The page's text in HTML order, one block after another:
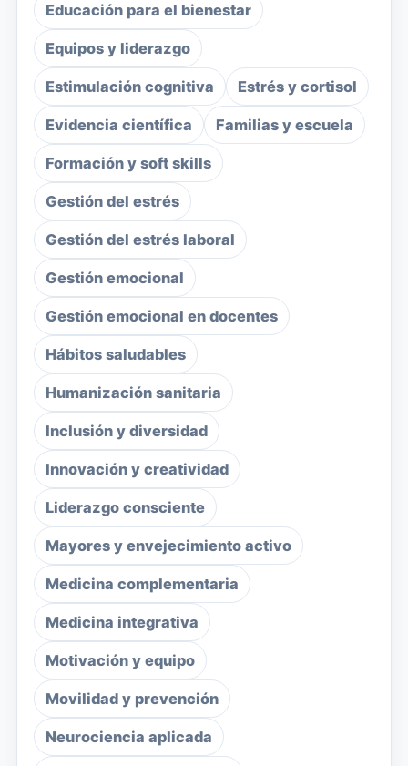
Educación para el bienestar
Equipos y liderazgo
Estimulación cognitiva Estrés y cortisol
Evidencia científica Familias y escuela
Formación y soft skills
Gestión del estrés
Gestión del estrés laboral
Gestión emocional
Gestión emocional en docentes
Hábitos saludables
Humanización sanitaria
Inclusión y diversidad
Innovación y creatividad
Liderazgo consciente
Mayores y envejecimiento activo
Medicina complementaria
Medicina integrativa
Motivación y equipo
Movilidad y prevención
Neurociencia aplicada